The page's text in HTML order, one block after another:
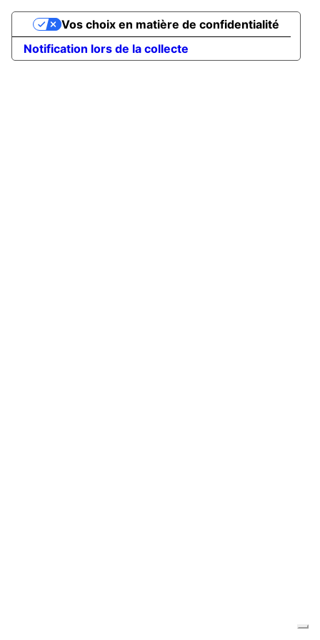
Notification lors de la collecte
Vos choix en matière de confidentialité